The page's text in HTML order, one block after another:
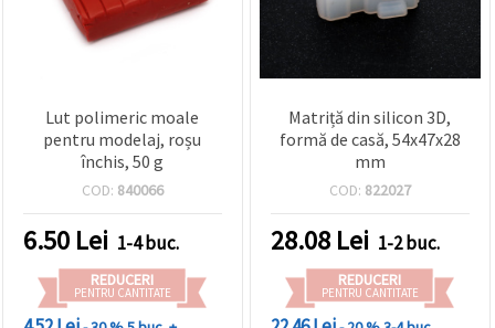
Lut polimeric moale
pentru modelaj, roșu
închis, 50 g
COD: 840066
6.50 Lei 1-4 buc.
REDUCERI
PENTRU CANTITATE
Matriță din silicon 3D,
formă de casă, 54x47x28
mm
COD: 822027
28.08 Lei 1-2 buc.
REDUCERI
PENTRU CANTITATE